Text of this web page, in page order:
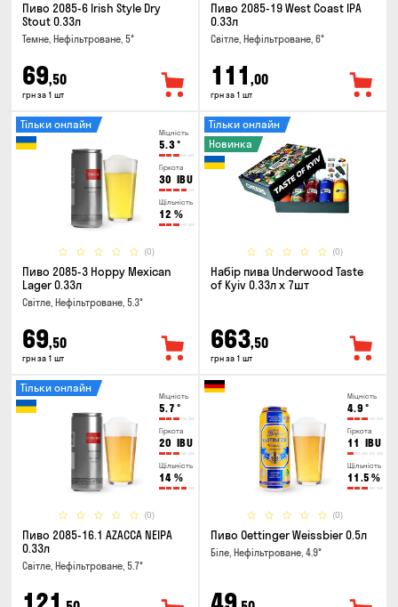
Пиво 2085-6 Irish Style Dry
Stout 0.33л
Темне, Нефільтроване, 5°
69,50
грн за 1 шт
Пиво 2085-19 West Coast IPA
0.33л
Світле, Нефільтроване, 6°
111 ,00
грн за 1 шт
Міцність
5.3°
Гіркота
30 IBU
Щільність
12 %
(0)
Тільки онлайн
Пиво 2085-3 Hoppy Mexican
Lager 0.33л
Світле, Нефільтроване, 5.3°
69,50
грн за 1 шт
(0)
Тільки онлайн
Новинка
Набір пива Underwood Taste
of Kyiv 0.33л x 7шт
663,50
грн за 1 шт
Міцність
5.7 °
Гіркота
20 IBU
Щільність
14 %
(0)
Тільки онлайн
Пиво 2085-16.1 AZACCA NEIPA
0.33л
Світле, Нефільтроване, 5.7°
Міцність
4.9 °
Гіркота
11 IBU
Щільність
11.5 %
(0)
Пиво Oettinger Weissbier 0.5л
Біле, Нефільтроване, 4.9°